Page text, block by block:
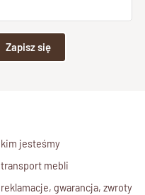
Zapisz się
kim jesteśmy
transport mebli
reklamacje, gwarancja, zwroty